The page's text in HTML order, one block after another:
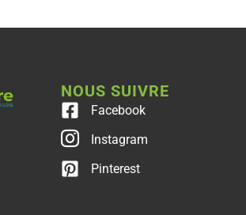
NOUS SUIVRE
Facebook
Instagram
Pinterest